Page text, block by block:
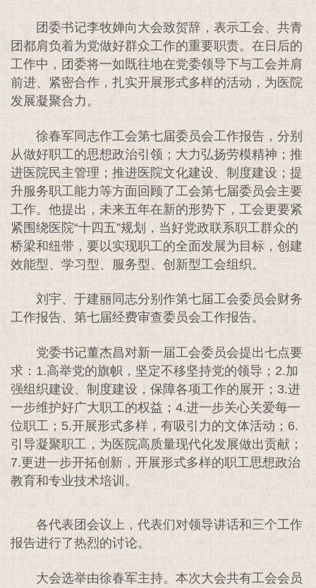
团委书记李牧婵向大会致贺辞，表示工会、共青
团都肩负着为党做好群众工作的重要职责。在日后的
工作中，团委将一如既往地在党委领导下与工会并肩
前进、紧密合作，扎实开展形式多样的活动，为医院
发展凝聚合力。
徐春军同志作工会第七届委员会工作报告，分别
从做好职工的思想政治引领；大力弘扬劳模精神；推
进医院民主管理；推进医院文化建设、制度建设；提
升服务职工能力等方面回顾了工会第七届委员会主要
工作。他提出，未来五年在新的形势下，工会更要紧
紧围绕医院“十四五”规划，当好党政联系职工群众的
桥梁和纽带，要以实现职工的全面发展为目标，创建
效能型、学习型、服务型、创新型工会组织。
刘宇、于建丽同志分别作第七届工会委员会财务
工作报告、第七届经费审查委员会工作报告。
党委书记董杰昌对新一届工会委员会提出七点要
求：1.高举党的旗帜，坚定不移坚持党的领导；2.加
强组织建设、制度建设，保障各项工作的展开；3.进
一步维护好广大职工的权益；4.进一步关心关爱每一
位职工；5.开展形式多样，有吸引力的文体活动；6.
引导凝聚职工，为医院高质量现代化发展做出贡献；
7.更进一步开拓创新，开展形式多样的职工思想政治
教育和专业技术培训。
各代表团会议上，代表们对领导讲话和三个工作
报告进行了热烈的讨论。
大会选举由徐春军主持。本次大会共有工会会员